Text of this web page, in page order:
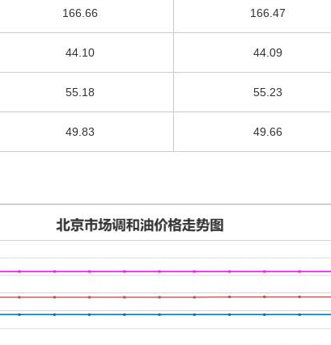
166.66 166.47
44.10 44.09
55.18 55.23
49.83 49.66